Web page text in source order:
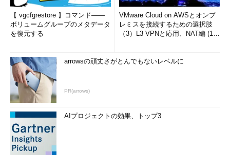
【 vgcfgrestore 】コマンド――
ボリュームグループのメタデータ
を復元する
VMware Cloud on AWSとオンプ
レミスを接続するための選択肢
（3）L3 VPNと応用、NAT編 (1/
arrowsの頑丈さがとんでもないレベルに
PR(arrows)
AIプロジェクトの効果、トップ3